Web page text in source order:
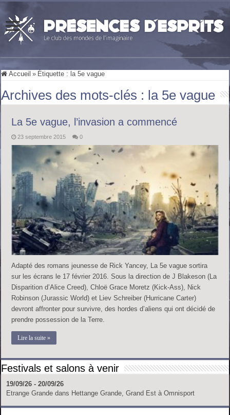
Accueil » Étiquette : la 5e vague
Archives des mots-clés : la 5e vague
La 5e vague, l’invasion a commencé
23 septembre 2015 0
Adapté des romans jeunesse de Rick Yancey, La 5e vague sortira
sur les écrans le 17 février 2016. Sous la direction de J Blakeson (La
Disparition d’Alice Creed), Chloë Grace Moretz (Kick-Ass), Nick
Robinson (Jurassic World) et Liev Schreiber (Hurricane Carter)
devront affronter pour survivre, des hordes d’aliens qui ont décidé de
prendre possession de la Terre.
Lire la suite »
Festivals et salons à venir
19/09/26 - 20/09/26
Etrange Grande dans Hettange Grande, Grand Est à Omnisport